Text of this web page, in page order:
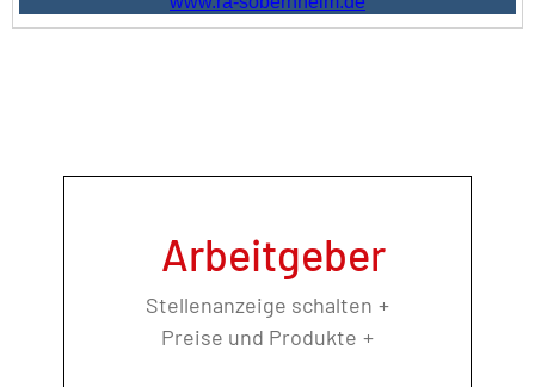
Arbeitgeber
Stellenanzeige schalten
Preise und Produkte